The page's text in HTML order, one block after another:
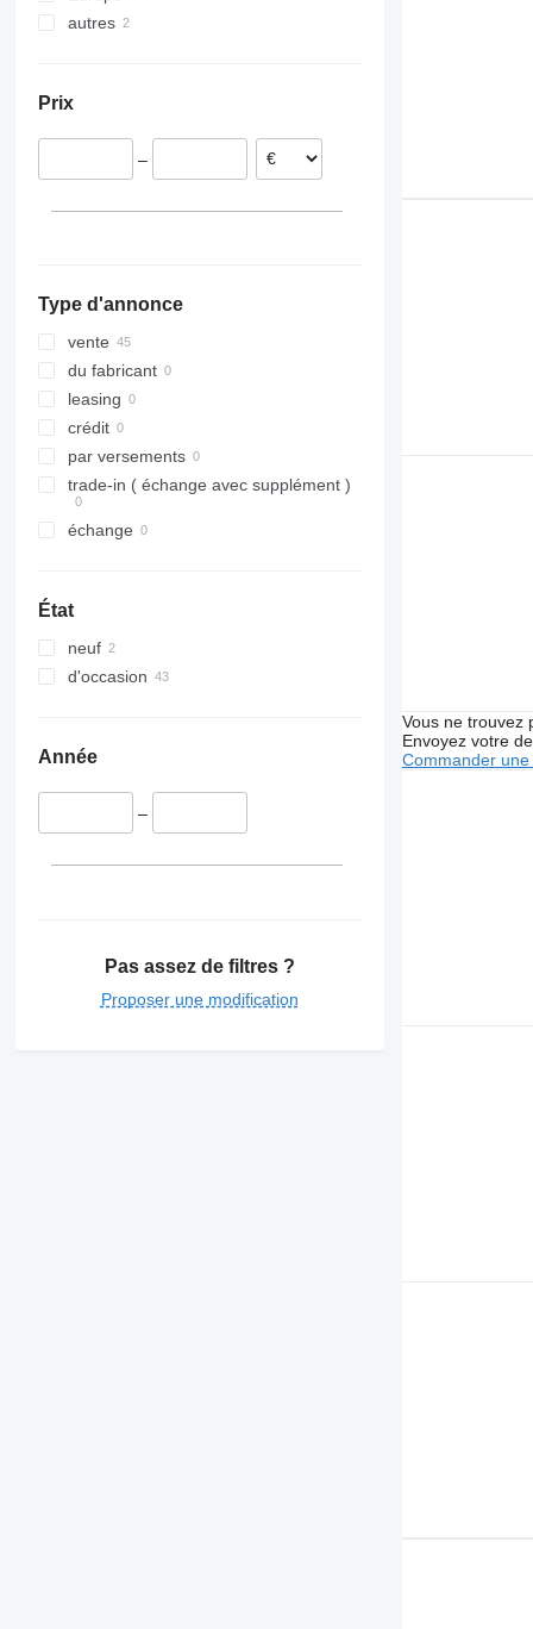
Estonie
Lituanie
Portugal
autres
Prix
–
Type d'annonce
vente
du fabricant
leasing
crédit
par versements
trade-in ( échange avec supplément )
échange
État
neuf
d'occasion
Année
–
Pas assez de filtres ?
Proposer une modification
Vous ne trouvez
Envoyez votre
Commander